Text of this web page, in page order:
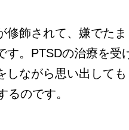
飾されて、嫌でたま
す。PTSDの治療を受
しながら思い出しても
のです。